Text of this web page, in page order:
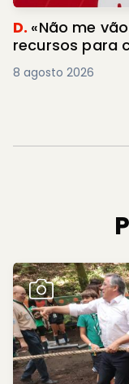
D. «Não me
recursos para
8 agosto 2026